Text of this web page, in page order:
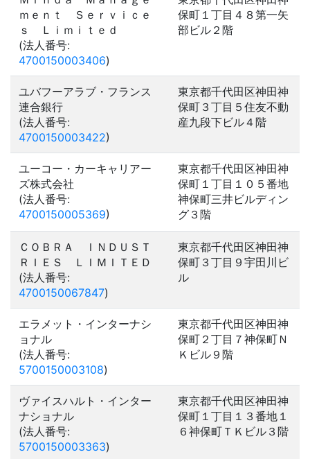
ｍｅｎｔ Ｓｅｒｖｉｃｅ
ｓ Ｌｉｍｉｔｅｄ
(法人番号:
4700150003406)
保町１丁目４８第一矢
部ビル２階
ユバフーアラブ・フランス
連合銀行
(法人番号:
4700150003422)
東京都千代田区神田神
保町３丁目５住友不動
産九段下ビル４階
ユーコー・カーキャリアー
ズ株式会社
(法人番号:
4700150005369)
東京都千代田区神田神
保町１丁目１０５番地
神保町三井ビルディン
グ３階
ＣＯＢＲＡ ＩＮＤＵＳＴ
ＲＩＥＳ ＬＩＭＩＴＥＤ
(法人番号:
4700150067847)
東京都千代田区神田神
保町３丁目９宇田川ビ
ル
エラメット・インターナシ
ョナル
(法人番号:
5700150003108)
東京都千代田区神田神
保町２丁目７神保町Ｎ
Ｋビル９階
ヴァイスハルト・インター
ナショナル
(法人番号:
5700150003363)
東京都千代田区神田神
保町１丁目１３番地１
６神保町ＴＫビル３階